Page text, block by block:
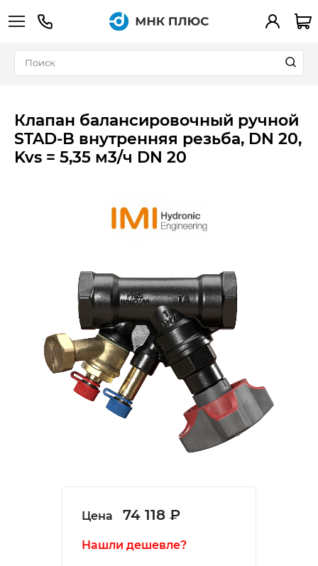
+7 (495) 783-90-39 Вход
Клапан балансировочный ручной
STAD-B внутренняя резьба, DN 20,
Kvs = 5,35 м3/ч DN 20
Цена 74 118 ₽
Нашли дешевле?